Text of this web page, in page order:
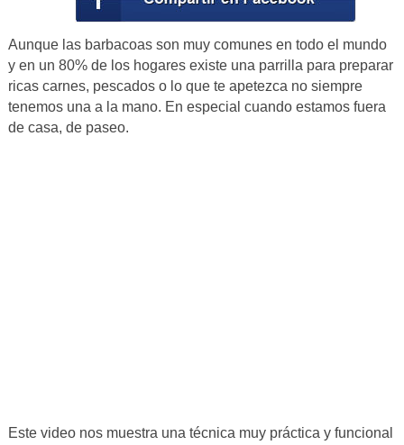
Aunque las barbacoas son muy comunes en todo el mundo
y en un 80% de los hogares existe una parrilla para preparar
ricas carnes, pescados o lo que te apetezca no siempre
tenemos una a la mano. En especial cuando estamos fuera
de casa, de paseo.
Este video nos muestra una técnica muy práctica y funcional